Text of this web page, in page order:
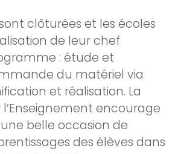
clôturées et les écoles
de leur chef
: étude et
du matériel via
et réalisation. La
encourage
belle occasion de
des élèves dans